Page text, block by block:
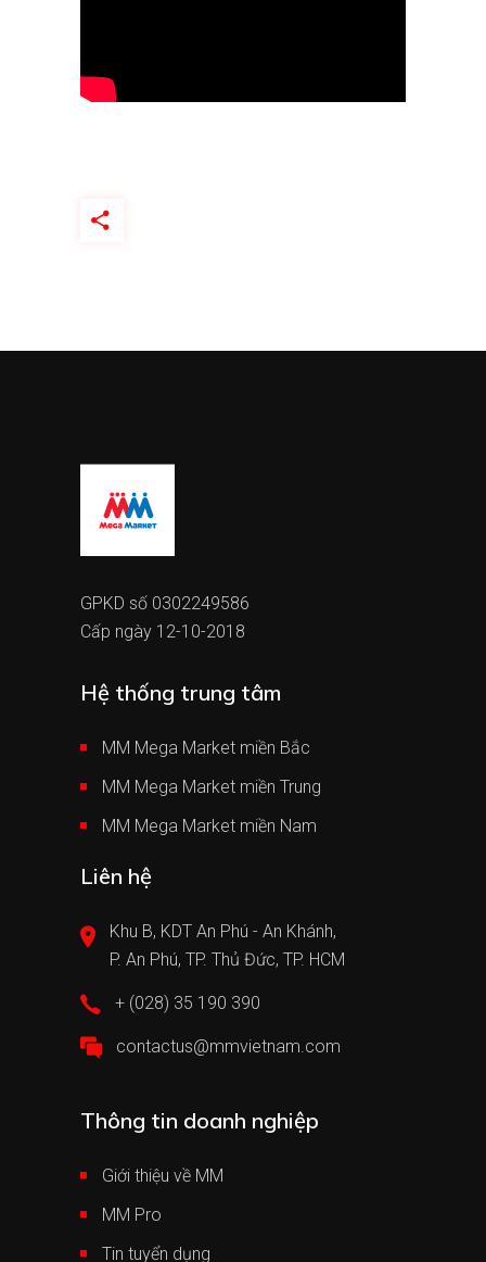
GPKD số 0302249586
Cấp ngày 12-10-2018
Hệ thống trung tâm
MM Mega Market miền Bắc
MM Mega Market miền Trung
MM Mega Market miền Nam
Liên hệ
Khu B, KDT An Phú - An Khánh,
P. An Phú, TP. Thủ Đức, TP. HCM
+ (028) 35 190 390
contactus@mmvietnam.com
Thông tin doanh nghiệp
Giới thiệu về MM
MM Pro
Tin tuyển dụng